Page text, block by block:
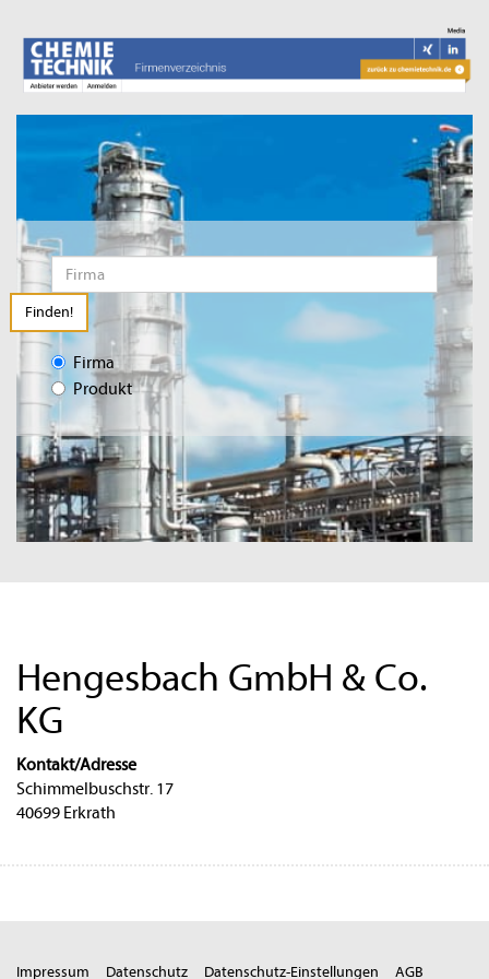
Finden!
Firma
Produkt
Hengesbach GmbH & Co.
KG
Kontakt/Adresse
Schimmelbuschstr. 17
40699 Erkrath
Impressum Datenschutz Datenschutz-Einstellungen AGB